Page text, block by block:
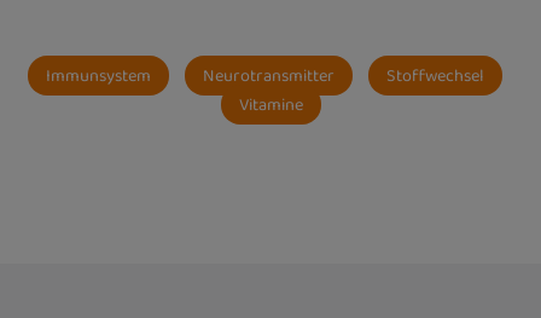
Immunsystem Neurotransmitter
Stoffwechsel
Vitamine